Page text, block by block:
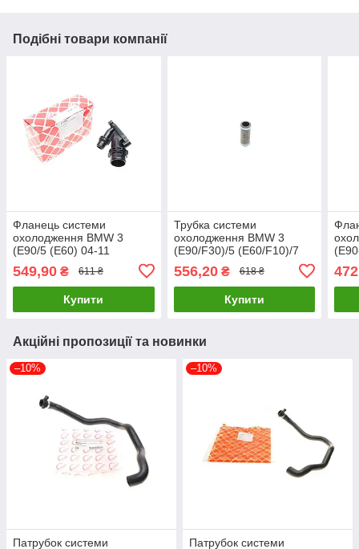
Подібні товари компанії
Фланець системи
охолодження BMW 3
(E90/5 (E60) 04-11
(N47/N57) FEBI BILSTEIN
176569 UA61
549,90 ₴ 611 ₴
Купити
Трубка системи
охолодження BMW 3
(E90/F30)/5 (E60/F10)/7
(F25)/X5 (F15)
11717799853 UA61
556,20₴ 618 ₴
Купити
04-
Акційні пропозиції та новинки
–10%
Патрубок системи
–10%
Патрубок системи